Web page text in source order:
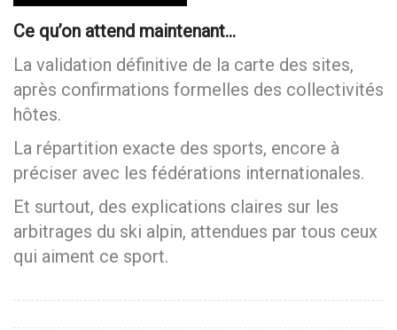
Ce qu’on attend maintenant…
La validation définitive de la carte des sites,
après confirmations formelles des collectivités
hôtes.
La répartition exacte des sports, encore à
préciser avec les fédérations internationales.
Et surtout, des explications claires sur les
arbitrages du ski alpin, attendues par tous ceux
qui aiment ce sport.